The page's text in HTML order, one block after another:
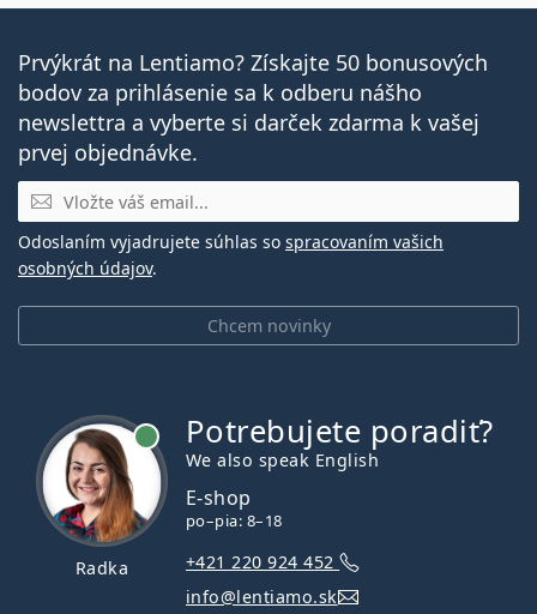
Prvýkrát na Lentiamo? Získajte 50 bonusových
bodov za prihlásenie sa k odberu nášho
newslettra a vyberte si darček zdarma k vašej
prvej objednávke.
E-mail
Chcem novinky
Odoslaním vyjadrujete súhlas so spracovaním vašich
osobných údajov.
Radka
Potrebujete poradiť?
We also speak English
E-shop
po–pia: 8–18
+421 220 924 452
info@lentiamo.sk